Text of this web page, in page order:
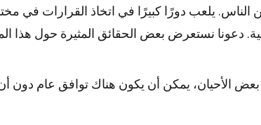
الناس. يلعب دورًا كبيرًا في اتخاذ القرارات في
دعونا نستعرض بعض الحقائق المثيرة حول هذا
الأحيان، يمكن أن يكون هناك توافق عام دون